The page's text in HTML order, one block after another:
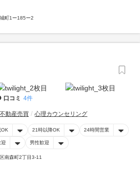
町1ー185ー2
口コミ 4件
不動産売買 心理カウンセリング
OK 21時以降OK 24時間営業
男性歓迎
南森町2丁目3-11